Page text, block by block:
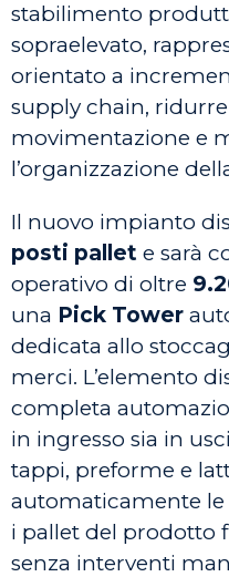
stabilimento
sopraelevato,
orientato a
supply chain,
movimentazione e
l’organizzazione
Il nuovo impianto
posti pallet e sarà
operativo di oltre
una Pick Tower
dedicata allo
merci. L’elemento
completa
in ingresso sia in
tappi, preforme e
automaticamente
i pallet del prodotto
senza interventi